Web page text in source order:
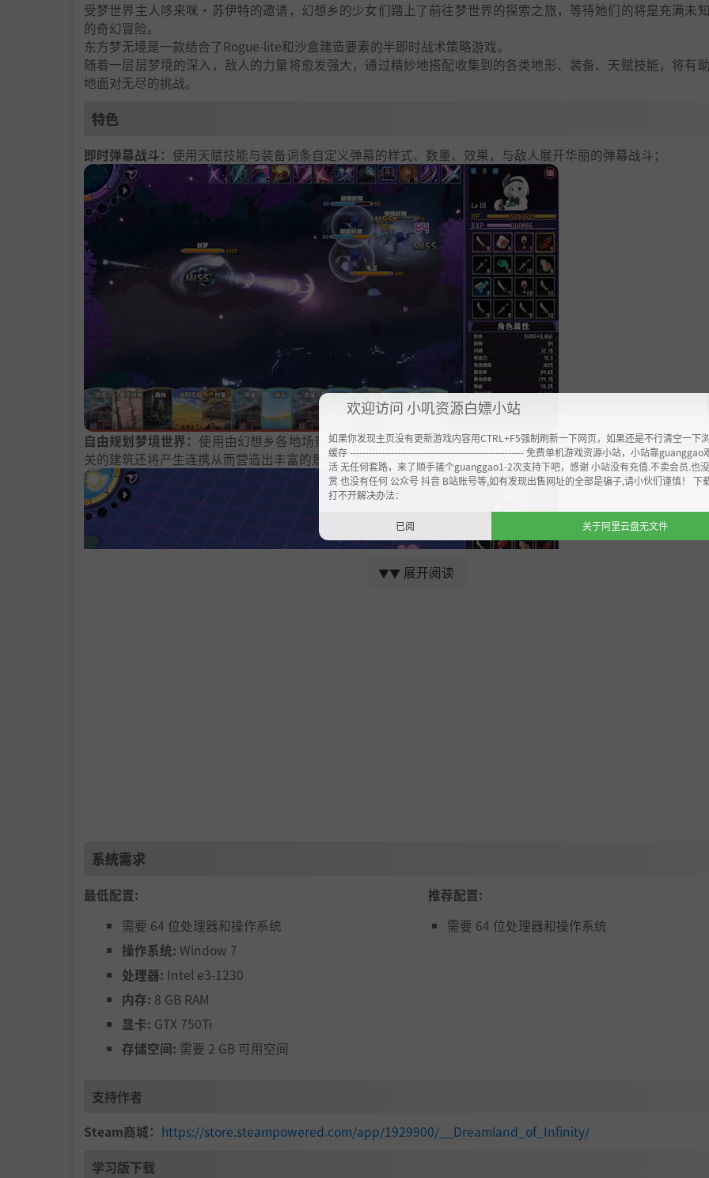
受梦世界主人哆来咪·苏伊特的邀请，幻想乡的少女们踏上了前往梦世界的探索之旅，等待她们的将是充满未
的奇幻冒险。
东方梦无境是一款结合了Rogue-lite和沙盒建造要素的半即时战术策略游戏。
随着一层层梦境的深入，敌人的力量将愈发强大，通过精妙地搭配收集到的各类地形、装备、天赋技能，将有
地面对无尽的挑战。
特色
即时弹幕战斗： 使用天赋技能与装备词条自定义弹幕的样式、数量、效果，与敌人展开华丽的弹幕战斗；
自由规划梦境世界：使用由幻想乡各地场景凝结而成的建筑卡牌自由摆放在梦境网格中，为主角提供属性或者
关的建筑还将产生连携从而营造出丰富的景色并提供隐藏的效果；
▼▼ 展开阅读
系统需求
最低配置:
需要 64 位处理器和操作系统
操作系统: Window 7
处理器: Intel e3-1230
内存: 8 GB RAM
显卡: GTX 750Ti
存储空间: 需要 2 GB 可用空间
推荐配置:
需要 64 位处理器和操作系统
支持作者
Steam商城： https://store.steampowered.com/app/1929900/__Dreamland_of_Infinity/
学习版下载
欢迎访问 小叽资源白嫖小站
如果你发现主页没有更新游戏内容用CTRL+F5强制刷新一下网页，如果还是不行清空一下
缓存 ------------------------------------------------------- 免费单机游戏资源小站，小站靠guanggao
活 无任何套路，来了顺手搓个guanggao1-2次支持下吧，感谢 小站没有充值.不卖会员.也
赏 也没有任何 公众号 抖音 B站账号等,如有发现出售网址的全部是骗子,请小伙们谨慎！ 下
打不开解决办法：
已阅 关于阿里云盘无文件